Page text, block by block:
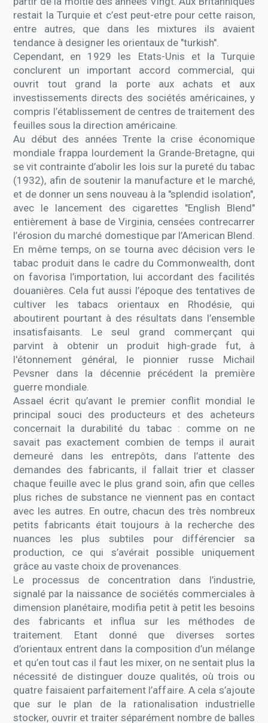
restait la Turquie et c’est peut-etre pour cette raison,
entre autres, que dans les mixtures ils avaient
tendance à designer les orientaux de "turkish".
Cependant, en 1929 les Etats-Unis et la Turquie
conclurent un important accord commercial, qui
ouvrit tout grand la porte aux achats et aux
investissements directs des sociétés américaines, y
compris l’établissement de centres de traitement des
feuilles sous la direction américaine.
Au début des années Trente la crise économique
mondiale frappa lourdement la Grande-Bretagne, qui
se vit contrainte d’abolir les lois sur la pureté du tabac
(1932), afin de soutenir la manufacture et le marché,
et de donner un sens nouveau à la "splendid isolation",
avec le lancement des cigarettes "English Blend"
entièrement à base de Virginia, censées contrecarrer
l’érosion du marché domestique par l’American Blend.
En même temps, on se tourna avec décision vers le
tabac produit dans le cadre du Commonwealth, dont
on favorisa l’importation, lui accordant des facilités
douanières. Cela fut aussi l’époque des tentatives de
cultiver les tabacs orientaux en Rhodésie, qui
aboutirent pourtant à des résultats dans l’ensemble
insatisfaisants. Le seul grand commerçant qui
parvint à obtenir un produit high-grade fut, à
l'étonnement général, le pionnier russe Michail
Pevsner dans la décennie précédent la première
guerre mondiale.
Assael écrit qu’avant le premier conflit mondial le
principal souci des producteurs et des acheteurs
concernait la durabilité du tabac : comme on ne
savait pas exactement combien de temps il aurait
demeuré dans les entrepôts, dans l’attente des
demandes des fabricants, il fallait trier et classer
chaque feuille avec le plus grand soin, afin que celles
plus riches de substance ne viennent pas en contact
avec les autres. En outre, chacun des très nombreux
petits fabricants était toujours à la recherche des
nuances les plus subtiles pour différencier sa
production, ce qui s’avérait possible uniquement
grâce au vaste choix de provenances.
Le processus de concentration dans l’industrie,
signalé par la naissance de sociétés commerciales à
dimension planétaire, modifia petit à petit les besoins
des fabricants et influa sur les méthodes de
traitement. Etant donné que diverses sortes
d’orientaux entrent dans la composition d’un mélange
et qu’en tout cas il faut les mixer, on ne sentait plus la
nécessité de distinguer douze qualités, où trois ou
quatre faisaient parfaitement l’affaire. A cela s’ajoute
que sur le plan de la rationalisation industrielle
stocker, ouvrir et traiter séparément nombre de balles